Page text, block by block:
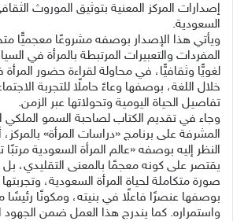
إصدارات المركز المعنية بتوثيق الموروث
السعودية.
ويأتي هذا الإصدار بوصفه مشروعًا معجميًّا
المفردات والتعبيرات المرتبطة بالمرأة في
لغويًّا وثقافيًّا، في محاولة لقراءة حضور
خلال اللغة، بوصفها وعاءً حاملًا للتجربة
تفاصيل الحياة اليومية وتحولاتها عبر الزمن.
وجاء في تقديم الكتاب لصاحبة السمو الملكي
المشرفة على برنامج «دراسات المرأة»
النظر إليه بوصفه «عالم المرأة السعودية مرتبًا
يقتصر على كونه معجمًا بالمعنى التقليدي،
صورة متكاملة لحياة المرأة السعودية،
بوصفها عنصرًا فاعلًا في بنيته، ومكونًا
واستمراره. كما يندرج هذا العمل ضمن الجهود